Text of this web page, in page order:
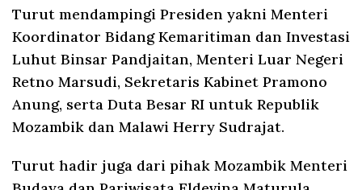
Turut mendampingi Presiden yakni Menteri
Koordinator Bidang Kemaritiman dan Investasi
Luhut Binsar Pandjaitan, Menteri Luar Negeri
Retno Marsudi, Sekretaris Kabinet Pramono
Anung, serta Duta Besar RI untuk Republik
Mozambik dan Malawi Herry Sudrajat.
Turut hadir juga dari pihak Mozambik Menteri